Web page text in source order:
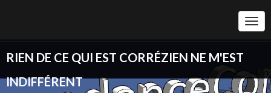
RIEN DE CE QUI EST CORRÉZIEN NE M'EST
INDIFFÉRENT